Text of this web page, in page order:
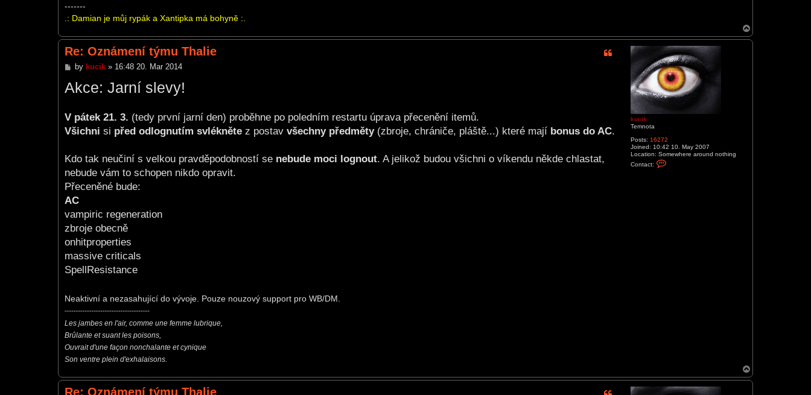
-------
.: Damian je můj rypák a Xantipka má bohyně :.
o
p
kucik
Temnota
Posts: 16272
Joined: 10:42 10. May 2007
Location: Somewhere around nothing
Contact:
Re: Oznámení týmu Thalie
P
s
t
by kucik» 16:48 20. Mar 2014
Akce: Jarní slevy!
V pátek 21. 3. (tedy první jarní den) proběhne po poledním restartu úprava přecenění itemů.
Všichni si před odlognutím svlékněte z postav všechny předměty(zbroje, chrániče, pláště...) které mají bonus do AC.
Kdo tak neučiní s velkou pravděpodobností se nebude moci lognout. A jelikož budou všichni o víkendu někde chlastat,
nebude vám to schopen nikdo opravit.
Přeceněné bude:
AC
vampiric regeneration
zbroje obecně
onhitproperties
massive criticals
SpellResistance
Neaktivní a nezasahující do vývoje. Pouze nouzový support pro WB/DM.
***********************************************
Les jambes en l'air, comme une femme lubrique,
Brûlante et suant les poisons,
Ouvrait d'une façon nonchalante et cynique
Son ventre plein d'exhalaisons.
o
p
Re: Oznámení týmu Thalie